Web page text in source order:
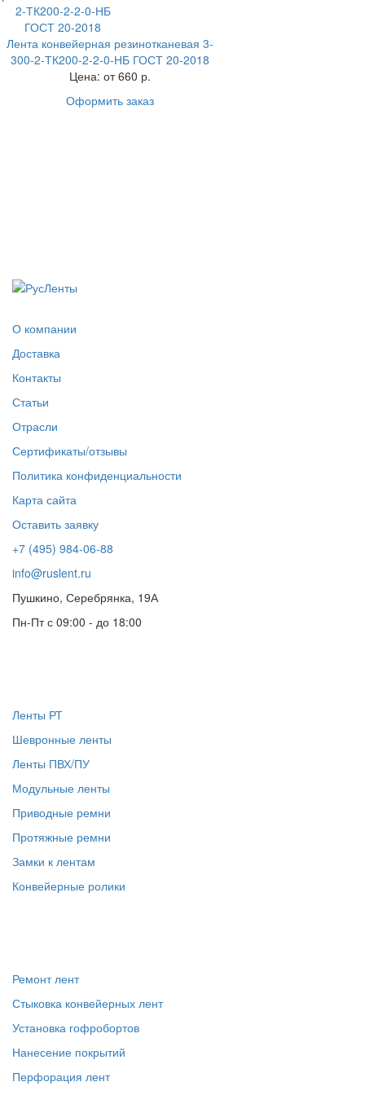
Лента конвейерная резинотканевая 3-
300-2-ТК200-2-2-0-НБ ГОСТ 20-2018
Цена: от 660 р.
Оформить заказ
О компании
Доставка
Контакты
Статьи
Отрасли
Сертификаты/отзывы
Политика конфиденциальности
Карта сайта
Оставить заявку
+7 (495) 984-06-88
info@ruslent.ru
Пушкино, Серебрянка, 19А
Пн-Пт с 09:00 - до 18:00
Ленты РТ
Шевронные ленты
Ленты ПВХ/ПУ
Модульные ленты
Приводные ремни
Протяжные ремни
Замки к лентам
Конвейерные ролики
Ремонт лент
Стыковка конвейерных лент
Установка гофробортов
Нанесение покрытий
Перфорация лент